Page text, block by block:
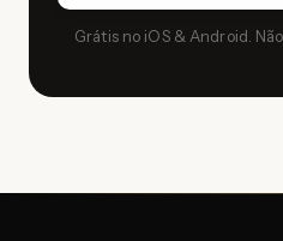
Grátis no iOS & Android.